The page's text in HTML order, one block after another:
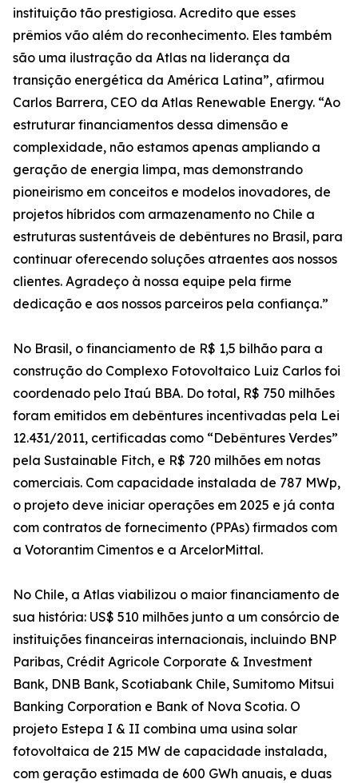
instituição tão prestigiosa. Acredito que esses
prêmios vão além do reconhecimento. Eles também
são uma ilustração da Atlas na liderança da
transição energética da América Latina”, afirmou
Carlos Barrera, CEO da Atlas Renewable Energy. “Ao
estruturar financiamentos dessa dimensão e
complexidade, não estamos apenas ampliando a
geração de energia limpa, mas demonstrando
pioneirismo em conceitos e modelos inovadores, de
projetos híbridos com armazenamento no Chile a
estruturas sustentáveis de debêntures no Brasil, para
continuar oferecendo soluções atraentes aos nossos
clientes. Agradeço à nossa equipe pela firme
dedicação e aos nossos parceiros pela confiança.”
No Brasil, o financiamento de R$ 1,5 bilhão para a
construção do Complexo Fotovoltaico Luiz Carlos foi
coordenado pelo Itaú BBA. Do total, R$ 750 milhões
foram emitidos em debêntures incentivadas pela Lei
12.431/2011, certificadas como “Debêntures Verdes”
pela Sustainable Fitch, e R$ 720 milhões em notas
comerciais. Com capacidade instalada de 787 MWp,
o projeto deve iniciar operações em 2025 e já conta
com contratos de fornecimento (PPAs) firmados com
a Votorantim Cimentos e a ArcelorMittal.
No Chile, a Atlas viabilizou o maior financiamento de
sua história: US$ 510 milhões junto a um consórcio de
instituições financeiras internacionais, incluindo BNP
Paribas, Crédit Agricole Corporate & Investment
Bank, DNB Bank, Scotiabank Chile, Sumitomo Mitsui
Banking Corporation e Bank of Nova Scotia. O
projeto Estepa I & II combina uma usina solar
fotovoltaica de 215 MW de capacidade instalada,
com geração estimada de 600 GWh anuais, e duas